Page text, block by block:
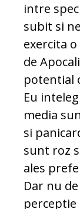
intre
subit si
exercita
de
potential
Eu
media
si
sunt roz
ales
Dar nu